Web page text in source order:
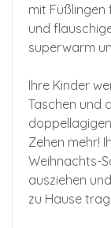
mit Füßlingen
und
superwarm
Ihre Kinder
Taschen und
Zehen mehr!
Weihnachts-
ausziehen
zu Hause